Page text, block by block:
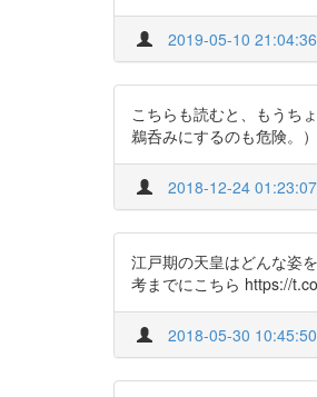
2019-05-10 21:04:36
こちらも読むと、もうち
鵜呑みにするのも危険
2018-12-24 01:23:07
江戸期の天皇はどんな姿
考までにこちら https://
2018-05-30 10:45:50